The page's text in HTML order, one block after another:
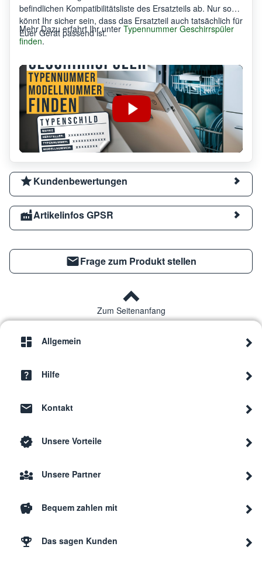
befindlichen Kompatibilitätsliste des Ersatzteils ab. Nur so
könnt Ihr sicher sein, dass das Ersatzteil auch tatsächlich für
Euer Gerät passend ist.
Mehr Dazu erfahrt Ihr unter Typennummer Geschirrspüler
finden.
Kundenbewertungen
Artikelinfos GPSR
Frage zum Produkt stellen
Zum Seitenanfang
Allgemein
Hilfe
Kontakt
Unsere Vorteile
Unsere Partner
Bequem zahlen mit
Das sagen Kunden